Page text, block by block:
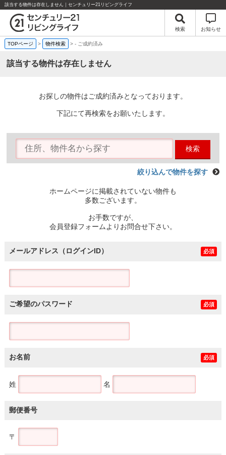
該当する物件は存在しません｜センチュリー21リビングライフ
検索 お知らせ
TOPページ > 物件検索 >- ご成約済み
該当する物件は存在しません
お探しの物件はご成約済みとなっております。
下記にて再検索をお願いたします。
検索
絞り込んで物件を探す
ホームページに掲載されていない物件も
多数ございます。
お手数ですが、
会員登録フォームよりお問合せ下さい。
メールアドレス（ログインID） 必須
ご希望のパスワード 必須
お名前 必須
姓 名
郵便番号
〒